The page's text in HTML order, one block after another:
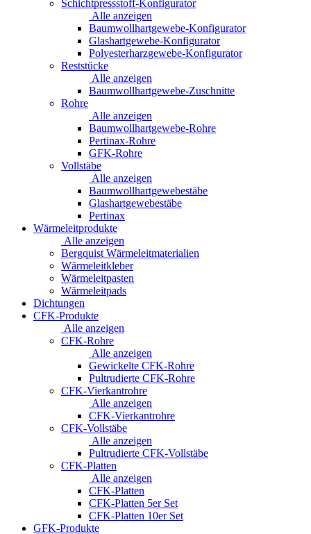
Schichtpressstoff-Konfigurator
Alle anzeigen
Baumwollhartgewebe-Konfigurator
Glashartgewebe-Konfigurator
Polyesterharzgewebe-Konfigurator
Reststücke
Alle anzeigen
Baumwollhartgewebe-Zuschnitte
Rohre
Alle anzeigen
Baumwollhartgewebe-Rohre
Pertinax-Rohre
GFK-Rohre
Vollstäbe
Alle anzeigen
Baumwollhartgewebestäbe
Glashartgewebestäbe
Pertinax
Wärmeleitprodukte
Alle anzeigen
Bergquist Wärmeleitmaterialien
Wärmeleitkleber
Wärmeleitpasten
Wärmeleitpads
Dichtungen
CFK-Produkte
Alle anzeigen
CFK-Rohre
Alle anzeigen
Gewickelte CFK-Rohre
Pultrudierte CFK-Rohre
CFK-Vierkantrohre
Alle anzeigen
CFK-Vierkantrohre
CFK-Vollstäbe
Alle anzeigen
Pultrudierte CFK-Vollstäbe
CFK-Platten
Alle anzeigen
CFK-Platten
CFK-Platten 5er Set
CFK-Platten 10er Set
GFK-Produkte